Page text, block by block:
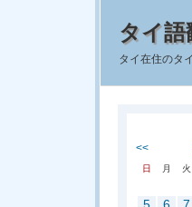
タイ
タイ在住のタ
<<
日 月 火